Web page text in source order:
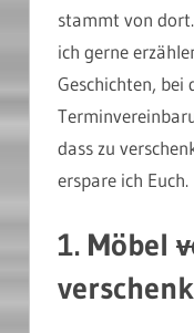
stammt von
ich gerne
Geschichten, bei
dass zu
erspare ich Euch.
1. Möbel